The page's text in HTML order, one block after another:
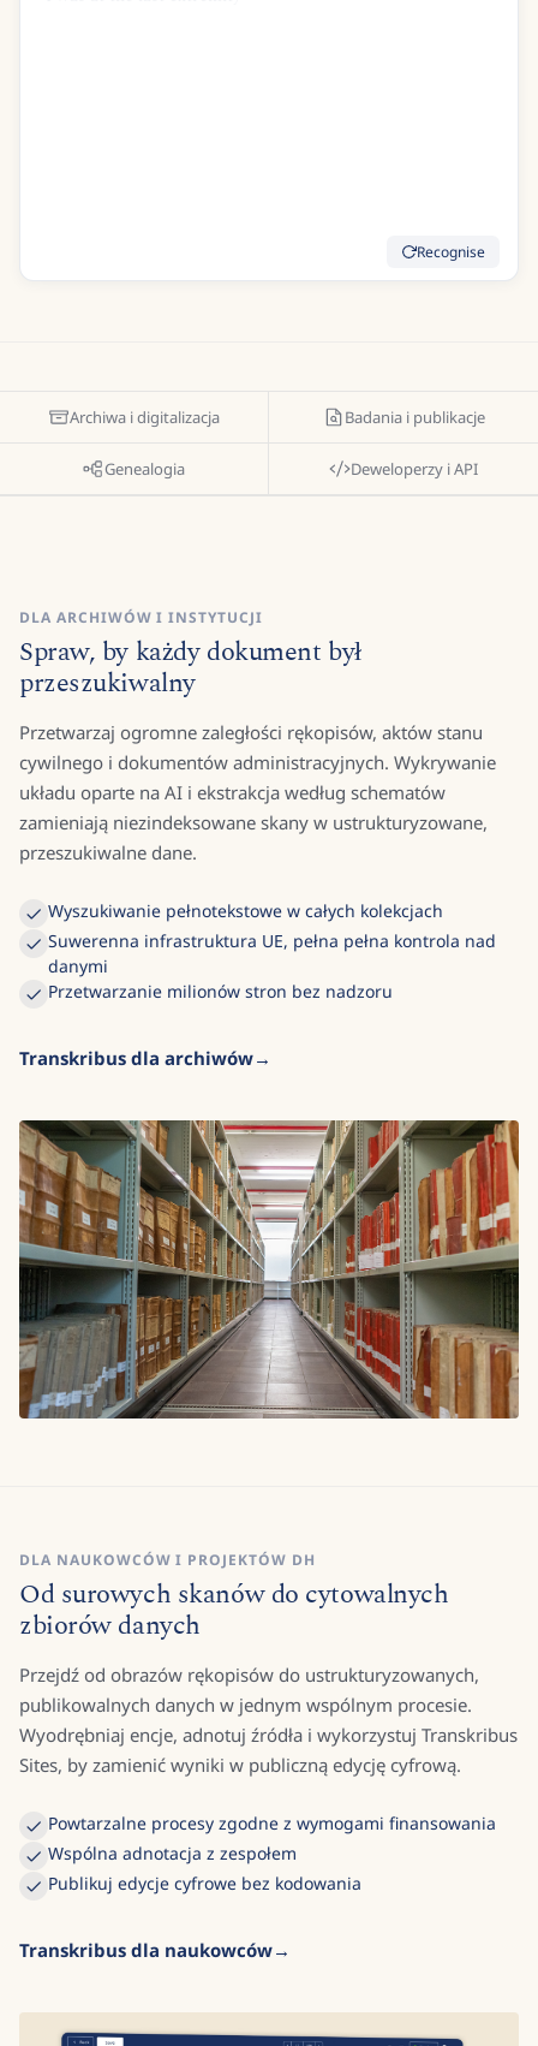
Recognise
Archiwa i digitalizacja Badania i publikacje
Genealogia Deweloperzy i API
DLA ARCHIWÓW I INSTYTUCJI
Spraw, by każdy dokument był
przeszukiwalny
Przetwarzaj ogromne zaległości rękopisów, aktów stanu
cywilnego i dokumentów administracyjnych. Wykrywanie
układu oparte na AI i ekstrakcja według schematów
zamieniają niezindeksowane skany w ustrukturyzowane,
przeszukiwalne dane.
Wyszukiwanie pełnotekstowe w całych kolekcjach
Suwerenna infrastruktura UE, pełna pełna kontrola nad
danymi
Przetwarzanie milionów stron bez nadzoru
Transkribus dla archiwów
DLA NAUKOWCÓW I PROJEKTÓW DH
Od surowych skanów do cytowalnych
zbiorów danych
Przejdź od obrazów rękopisów do ustrukturyzowanych,
publikowalnych danych w jednym wspólnym procesie.
Wyodrębniaj encje, adnotuj źródła i wykorzystuj Transkribus
Sites, by zamienić wyniki w publiczną edycję cyfrową.
Powtarzalne procesy zgodne z wymogami finansowania
Wspólna adnotacja z zespołem
Publikuj edycje cyfrowe bez kodowania
Transkribus dla naukowców